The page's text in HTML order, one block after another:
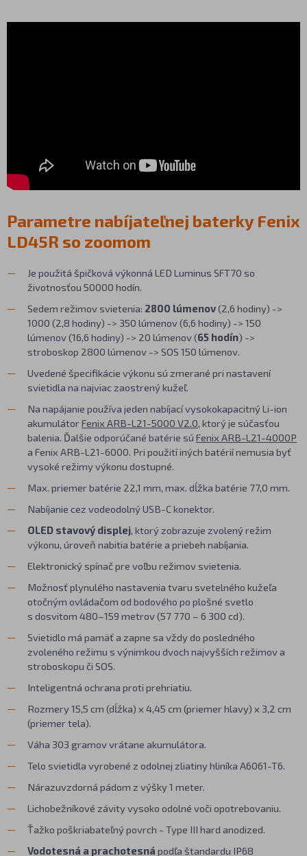
Parametre nabíjateľnej baterky Fenix
LD45R so zoomom
Je použitá špičková výkonná LED Luminus SFT70 so
životnosťou 50000 hodín.
Sedem režimov svietenia: 2800 lúmenov(2,6 hodiny) ->
1000 (2,8 hodiny) -> 350 lúmenov (6,6 hodiny) -> 150
lúmenov (16,6 hodiny) -> 20 lúmenov (65 hodín) ->
stroboskop 2800 lúmenov -> SOS 150 lúmenov.
Uvedené špecifikácie výkonu sú zmerané pri nastavení
svietidla na najviac zaostrený kužeľ.
Na napájanie používa jeden nabíjací vysokokapacitný Li-ion
akumulátorFenix ARB-L21-5000 V2.0, ktorý je súčasťou
balenia. Ďalšie odporúčané batérie sú Fenix ARB-L21-4000P
a Fenix ARB-L21-6000. Pri použití iných batérií nemusia byť
vysoké režimy výkonu dostupné.
Max. priemer batérie 22,1 mm, max. dĺžka batérie 77,0 mm.
Nabíjanie cez vodeodolný USB-C konektor.
OLED stavový displej, ktorý zobrazuje zvolený režim
výkonu, úroveň nabitia batérie a priebeh nabíjania.
Elektronický spínač pre voľbu režimov svietenia.
Možnosť plynulého nastavenia tvaru svetelného kužeľa
otočným ovládačom od bodového po plošné svetlo
s dosvitom 480–159 metrov (57 770 – 6 300 cd).
Svietidlo má pamäť a zapne sa vždy do posledného
zvoleného režimu s výnimkou dvoch najvyšších režimov a
stroboskopu či SOS.
Inteligentná ochrana proti prehriatiu.
Rozmery 15,5 cm (dĺžka) x 4,45 cm (priemer hlavy) x 3,2 cm
(priemer tela).
Váha 303 gramov vrátane akumulátora.
Telo svietidla vyrobené z odolnej zliatiny hliníka A6061-T6.
Nárazuvzdorná pádom z výšky 1 meter.
Lichobežníkové závity vysoko odolné voči opotrebovaniu.
Ťažko poškriabateľný povrch - Type III hard anodized.
Vodotesná a prachotesná podľa štandardu IP68